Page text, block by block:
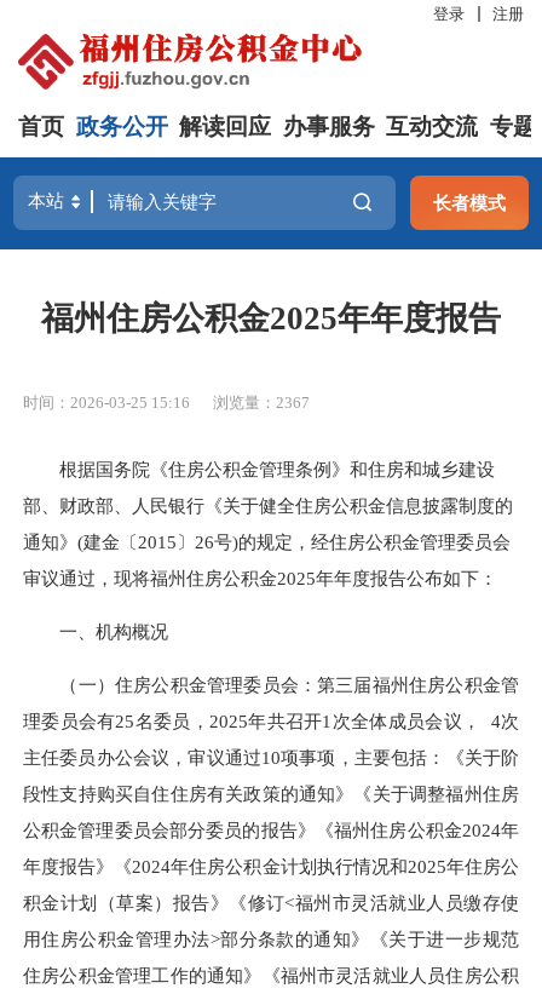
登录 注册
首页 政务公开 解读回应 办事服务 互动交流 专题
长者模式
福州住房公积金2025年年度报告
时间：2026-03-25 15:16 浏览量：2367
根据国务院《住房公积金管理条例》和住房和城乡建设
部、财政部、人民银行《关于健全住房公积金信息披露制度的
通知》(建金〔2015〕26号)的规定，经住房公积金管理委员会
审议通过，现将福州住房公积金2025年年度报告公布如下：
一、 机构概况
（一）住房公积金管理委员会：第三届福州住房公积金管
理委员会有25名委员，2025年共召开1次全体成员会议， 4次
主任委员办公会议，审议通过10项事项，主要包括：
《关于阶
段性支持购买自住住房有关政策的通知》《关于调整福州住房
公积金管理委员会部分委员的报告》《福州住房公积金2024年
年度报告》《2024年住房公积金计划执行情况和2025年住房公
积金计划（草案）报告》《修订<福州市灵活就业人员缴存使
用住房公积金管理办法>部分条款的通知》《关于进一步规范
住房公积金管理工作的通知》《福州市灵活就业人员住房公积